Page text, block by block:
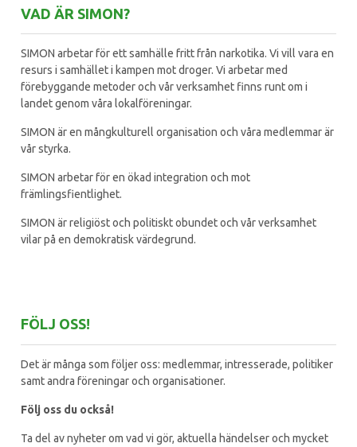
VAD ÄR SIMON?
SIMON arbetar för ett samhälle fritt från narkotika. Vi vill vara en
resurs i samhället i kampen mot droger. Vi arbetar med
förebyggande metoder och vår verksamhet finns runt om i
landet genom våra lokalföreningar.
SIMON är en mångkulturell organisation och våra medlemmar är
vår styrka.
SIMON arbetar för en ökad integration och mot
främlingsfientlighet.
SIMON är religiöst och politiskt obundet och vår verksamhet
vilar på en demokratisk värdegrund.
FÖLJ OSS!
Det är många som följer oss: medlemmar, intresserade, politiker
samt andra föreningar och organisationer.
Följ oss du också!
Ta del av nyheter om vad vi gör, aktuella händelser och mycket